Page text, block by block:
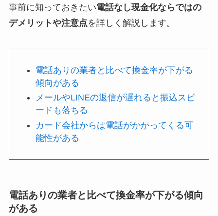
事前に知っておきたい電話なし現金化ならではの
デメリットや注意点を詳しく解説します。
電話ありの業者と比べて換金率が下がる
傾向がある
メールやLINEの返信が遅れると振込スピ
ードも落ちる
カード会社からは電話がかかってくる可
能性がある
電話ありの業者と比べて換金率が下がる傾向
がある